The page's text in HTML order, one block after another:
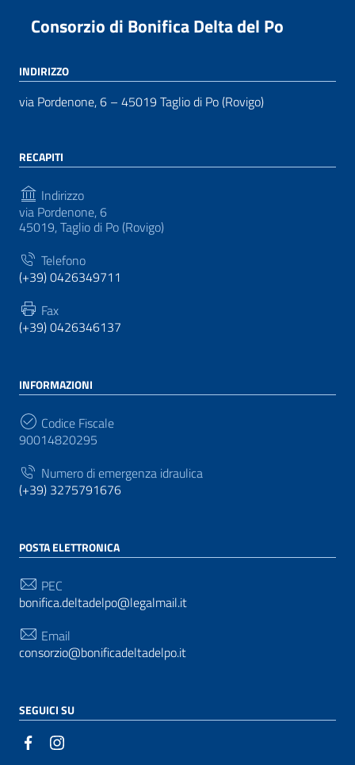
Consorzio di Bonifica Delta del Po
INDIRIZZO
via Pordenone, 6 – 45019 Taglio di Po (Rovigo)
RECAPITI
Indirizzo
via Pordenone, 6
45019, Taglio di Po (Rovigo)
Telefono
(+39) 0426349711
Fax
(+39) 0426346137
INFORMAZIONI
Codice Fiscale
90014820295
Numero di emergenza idraulica
(+39) 3275791676
POSTA ELETTRONICA
PEC
bonifica.deltadelpo@legalmail.it
Email
consorzio@bonificadeltadelpo.it
SEGUICI SU